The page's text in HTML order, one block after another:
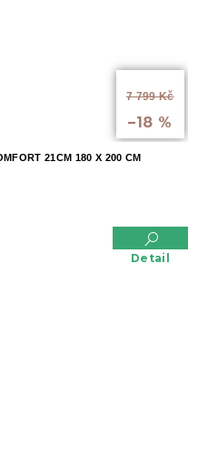
7 799 Kč
–18 %
21CM 180 X 200 CM
Detail